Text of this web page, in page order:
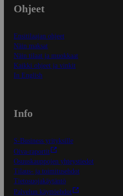
Ohjeet
Ensitilaajan ohjeet
Näin maksat
Näin tilaat ja muokkaat
Kaikki ohjeet ja vinkit
In English
Info
S-Business yrityksille
Oiva-raportit
Osuuskauppojen yhteystiedot
Tilaus- ja toimitusehdot
Tietosuojakäytäntö
Palvelun käyttöehdot